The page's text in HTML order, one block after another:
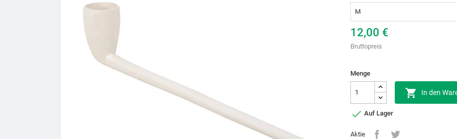
12,00 €
Bruttopreis
Menge
 In den
 Auf Lager
Aktie